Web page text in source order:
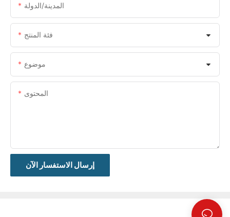
المدينة/الدولة
فئة المنتج
موضوع
المحتوى
إرسال الاستفسار الآن